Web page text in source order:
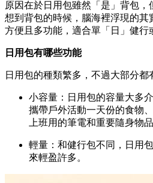
原因在於日用包雖然「是」背包
想到背包的時候，腦海裡浮現的其
方便且多功能，適合單「日」健行
日用包有哪些功能
日用包的種類繁多，不過大部分都
小容量：日用包的容量大多
攜帶戶外活動一天份的食物
上班用的筆電和重要隨身物品
輕量：和健行包不同，日用
來輕盈許多。